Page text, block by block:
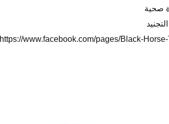
https://www.facebook.com/pages/Black-